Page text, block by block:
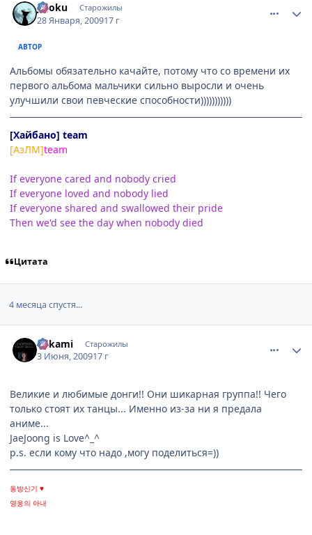
jigoku Старожилы
28 Января, 200917 г
АВТОР
Альбомы обязательно качайте, потому что со времени их
первого альбома мальчики сильно выросли и очень
улучшили свои певческие способности)))))))))))
[Хайбано] team
[АзЛМ]team
If everyone cared and nobody cried
If everyone loved and nobody lied
If everyone shared and swallowed their pride
Then we'd see the day when nobody died
Цитата
4 месяца спустя...
Mikаmi Старожилы
3 Июня, 200917 г
Великие и любимые донги!! Они шикарная группа!! Чего
только стоят их танцы... Именно из-за ни я предала
аниме...
JaeJoong is Love^_^
p.s. если кому что надо ,могу поделиться=))
동방신기 ♥
영웅의 아내